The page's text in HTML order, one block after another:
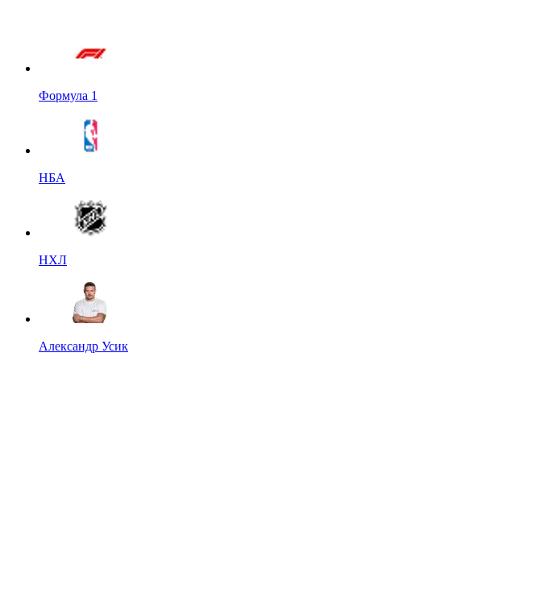
Формула 1
НБА
НХЛ
Александр Усик